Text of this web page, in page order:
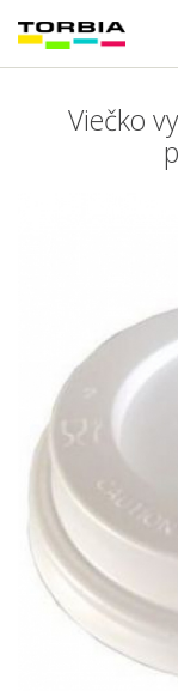
Viečko